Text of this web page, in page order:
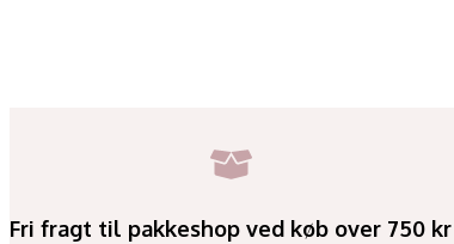
Fri fragt til pakkeshop ved køb over 750 kr